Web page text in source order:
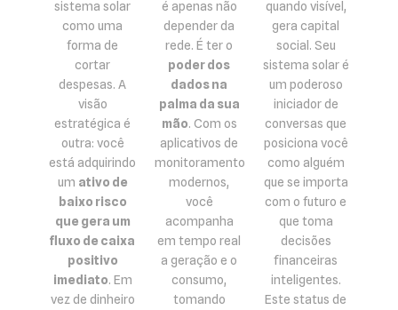
sistema solar
como uma
forma de
cortar
despesas. A
visão
estratégica é
outra: você
está adquirindo
um ativo de
baixo risco
que gera um
fluxo de caixa
positivo
imediato. Em
vez de dinheiro
é apenas não
depender da
rede. É ter o
poder dos
dados na
palma da sua
mão. Com os
aplicativos de
monitoramento
modernos,
você
acompanha
em tempo real
a geração e o
consumo,
tomando
quando visível,
gera capital
social. Seu
sistema solar é
um poderoso
iniciador de
conversas que
posiciona você
como alguém
que se importa
com o futuro e
que toma
decisões
financeiras
inteligentes.
Este status de